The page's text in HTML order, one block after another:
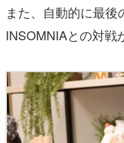
また、自動的に最後
INSOMNIAとの対戦